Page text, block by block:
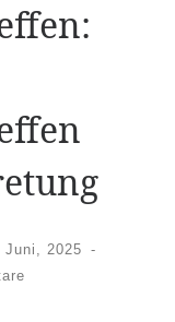
Juni, 2025 -